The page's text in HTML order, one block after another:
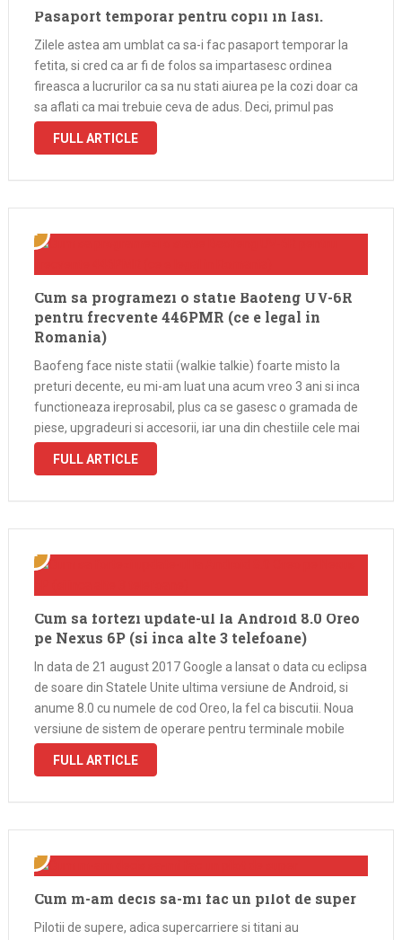
Pasaport temporar pentru copii in Iasi.
Zilele astea am umblat ca sa-i fac pasaport temporar la
fetita, si cred ca ar fi de folos sa impartasesc ordinea
fireasca a lucrurilor ca sa nu stati aiurea pe la cozi doar ca
sa aflati ca mai trebuie ceva de adus. Deci, primul pas
este …
FULL ARTICLE
Cum sa programezi o statie Baofeng UV-6R
pentru frecvente 446PMR (ce e legal in
Romania)
Baofeng face niste statii (walkie talkie) foarte misto la
preturi decente, eu mi-am luat una acum vreo 3 ani si inca
functioneaza ireprosabil, plus ca se gasesc o gramada de
piese, upgradeuri si accesorii, iar una din chestiile cele mai
faine e ca pot fi programate …
FULL ARTICLE
Cum sa fortezi update-ul la Android 8.0 Oreo
pe Nexus 6P (si inca alte 3 telefoane)
In data de 21 august 2017 Google a lansat o data cu eclipsa
de soare din Statele Unite ultima versiune de Android, si
anume 8.0 cu numele de cod Oreo, la fel ca biscutii. Noua
versiune de sistem de operare pentru terminale mobile
vine cu cateva …
FULL ARTICLE
Cum m-am decis sa-mi fac un pilot de super
Pilotii de supere, adica supercarriere si titani au